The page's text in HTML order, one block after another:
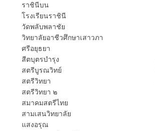
ราชินีบน
โรงเรียนราชินี
วัดพลับพลาชัย
วิทยาลัยอาชีวศึกษาเสาวภา
ศรีอยุธยา
สีตบุตรบำรุง
สตรีบูรณวิทย์
สตรีวิทยา
สตรีวิทยา ๒
สมาคมสตรีไทย
สามเสนวิทยาลัย
แสงอรุณ